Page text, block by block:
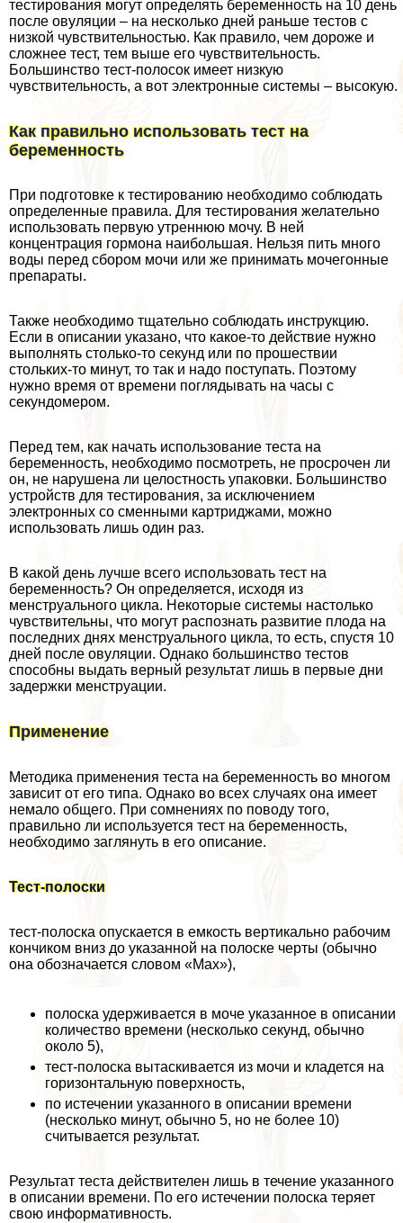
тестирования могут определять беременность на 10 день
после овуляции – на несколько дней раньше тестов с
низкой чувствительностью. Как правило, чем дороже и
сложнее тест, тем выше его чувствительность.
Большинство тест-полосок имеет низкую
чувствительность, а вот электронные системы – высокую.
Как правильно использовать тест на
беременность
При подготовке к тестированию необходимо соблюдать
определенные правила. Для тестирования желательно
использовать первую утреннюю мочу. В ней
концентрация гормона наибольшая. Нельзя пить много
воды перед сбором мочи или же принимать мочегонные
препараты.
Также необходимо тщательно соблюдать инструкцию.
Если в описании указано, что какое-то действие нужно
выполнять столько-то секунд или по прошествии
стольких-то минут, то так и надо поступать. Поэтому
нужно время от времени поглядывать на часы с
секундомером.
Перед тем, как начать использование теста на
беременность, необходимо посмотреть, не просрочен ли
он, не нарушена ли целостность упаковки. Большинство
устройств для тестирования, за исключением
электронных со сменными картриджами, можно
использовать лишь один раз.
В какой день лучше всего использовать тест на
беременность? Он определяется, исходя из
мeнcтpуального цикла. Некоторые системы настолько
чувствительны, что могут распознать развитие плода на
последних днях мeнcтpуального цикла, то есть, спустя 10
дней после овуляции. Однако большинство тестов
способны выдать верный результат лишь в первые дни
задержки мeнcтpуации.
Применение
Методика применения теста на беременность во многом
зависит от его типа. Однако во всех случаях она имеет
немало общего. При сомнениях по поводу того,
правильно ли используется тест на беременность,
необходимо заглянуть в его описание.
Тест-полоски
тест-полоска опускается в емкость вертикально рабочим
кончиком вниз до указанной на полоске черты (обычно
она обозначается словом «Max»),
полоска удерживается в моче указанное в описании
количество времени (несколько секунд, обычно
около 5),
тест-полоска вытаскивается из мочи и кладется на
горизонтальную поверхность,
по истечении указанного в описании времени
(несколько минут, обычно 5, но не более 10)
считывается результат.
Результат теста действителен лишь в течение указанного
в описании времени. По его истечении полоска теряет
свою информативность.